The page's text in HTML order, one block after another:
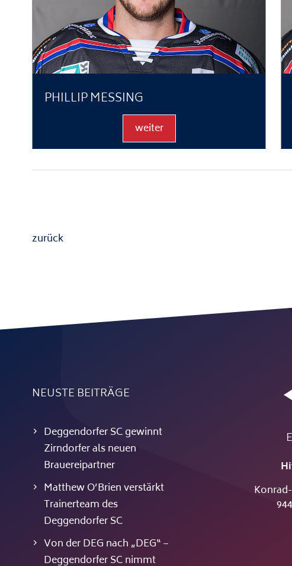
PHILLIP MESSING
weiter
zurück
NEUSTE BEITRÄGE
Deggendorfer SC gewinnt
Zirndorfer als neuen
Brauereipartner
Matthew O’Brien verstärkt
Trainerteam des
Deggendorfer SC
Von der DEG nach „DEG“ –
Deggendorfer SC nimmt